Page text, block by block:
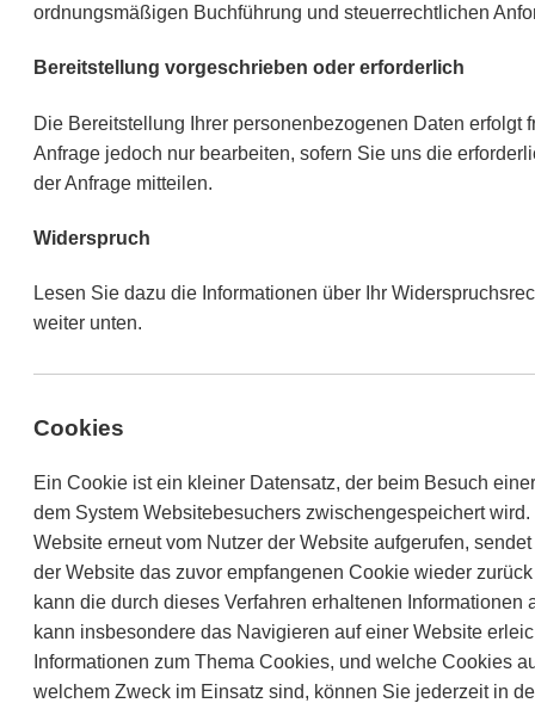
ordnungsmäßigen Buchführung und steuerrechtlichen
Bereitstellung vorgeschrieben oder erforderlich
Die Bereitstellung Ihrer personenbezogenen Daten erfolgt
Anfrage jedoch nur bearbeiten, sofern Sie uns die
der Anfrage mitteilen.
Widerspruch
Lesen Sie dazu die Informationen über Ihr
weiter unten.
Cookies
Ein Cookie ist ein kleiner Datensatz, der beim Besuch
dem System Websitebesuchers zwischengespeichert
Website erneut vom Nutzer der Website aufgerufen,
der Website das zuvor empfangenen Cookie wieder
kann die durch dieses Verfahren erhaltenen Informationen
kann insbesondere das Navigieren auf einer Website
Informationen zum Thema Cookies, und welche Cookies
welchem Zweck im Einsatz sind, können Sie jederzeit in